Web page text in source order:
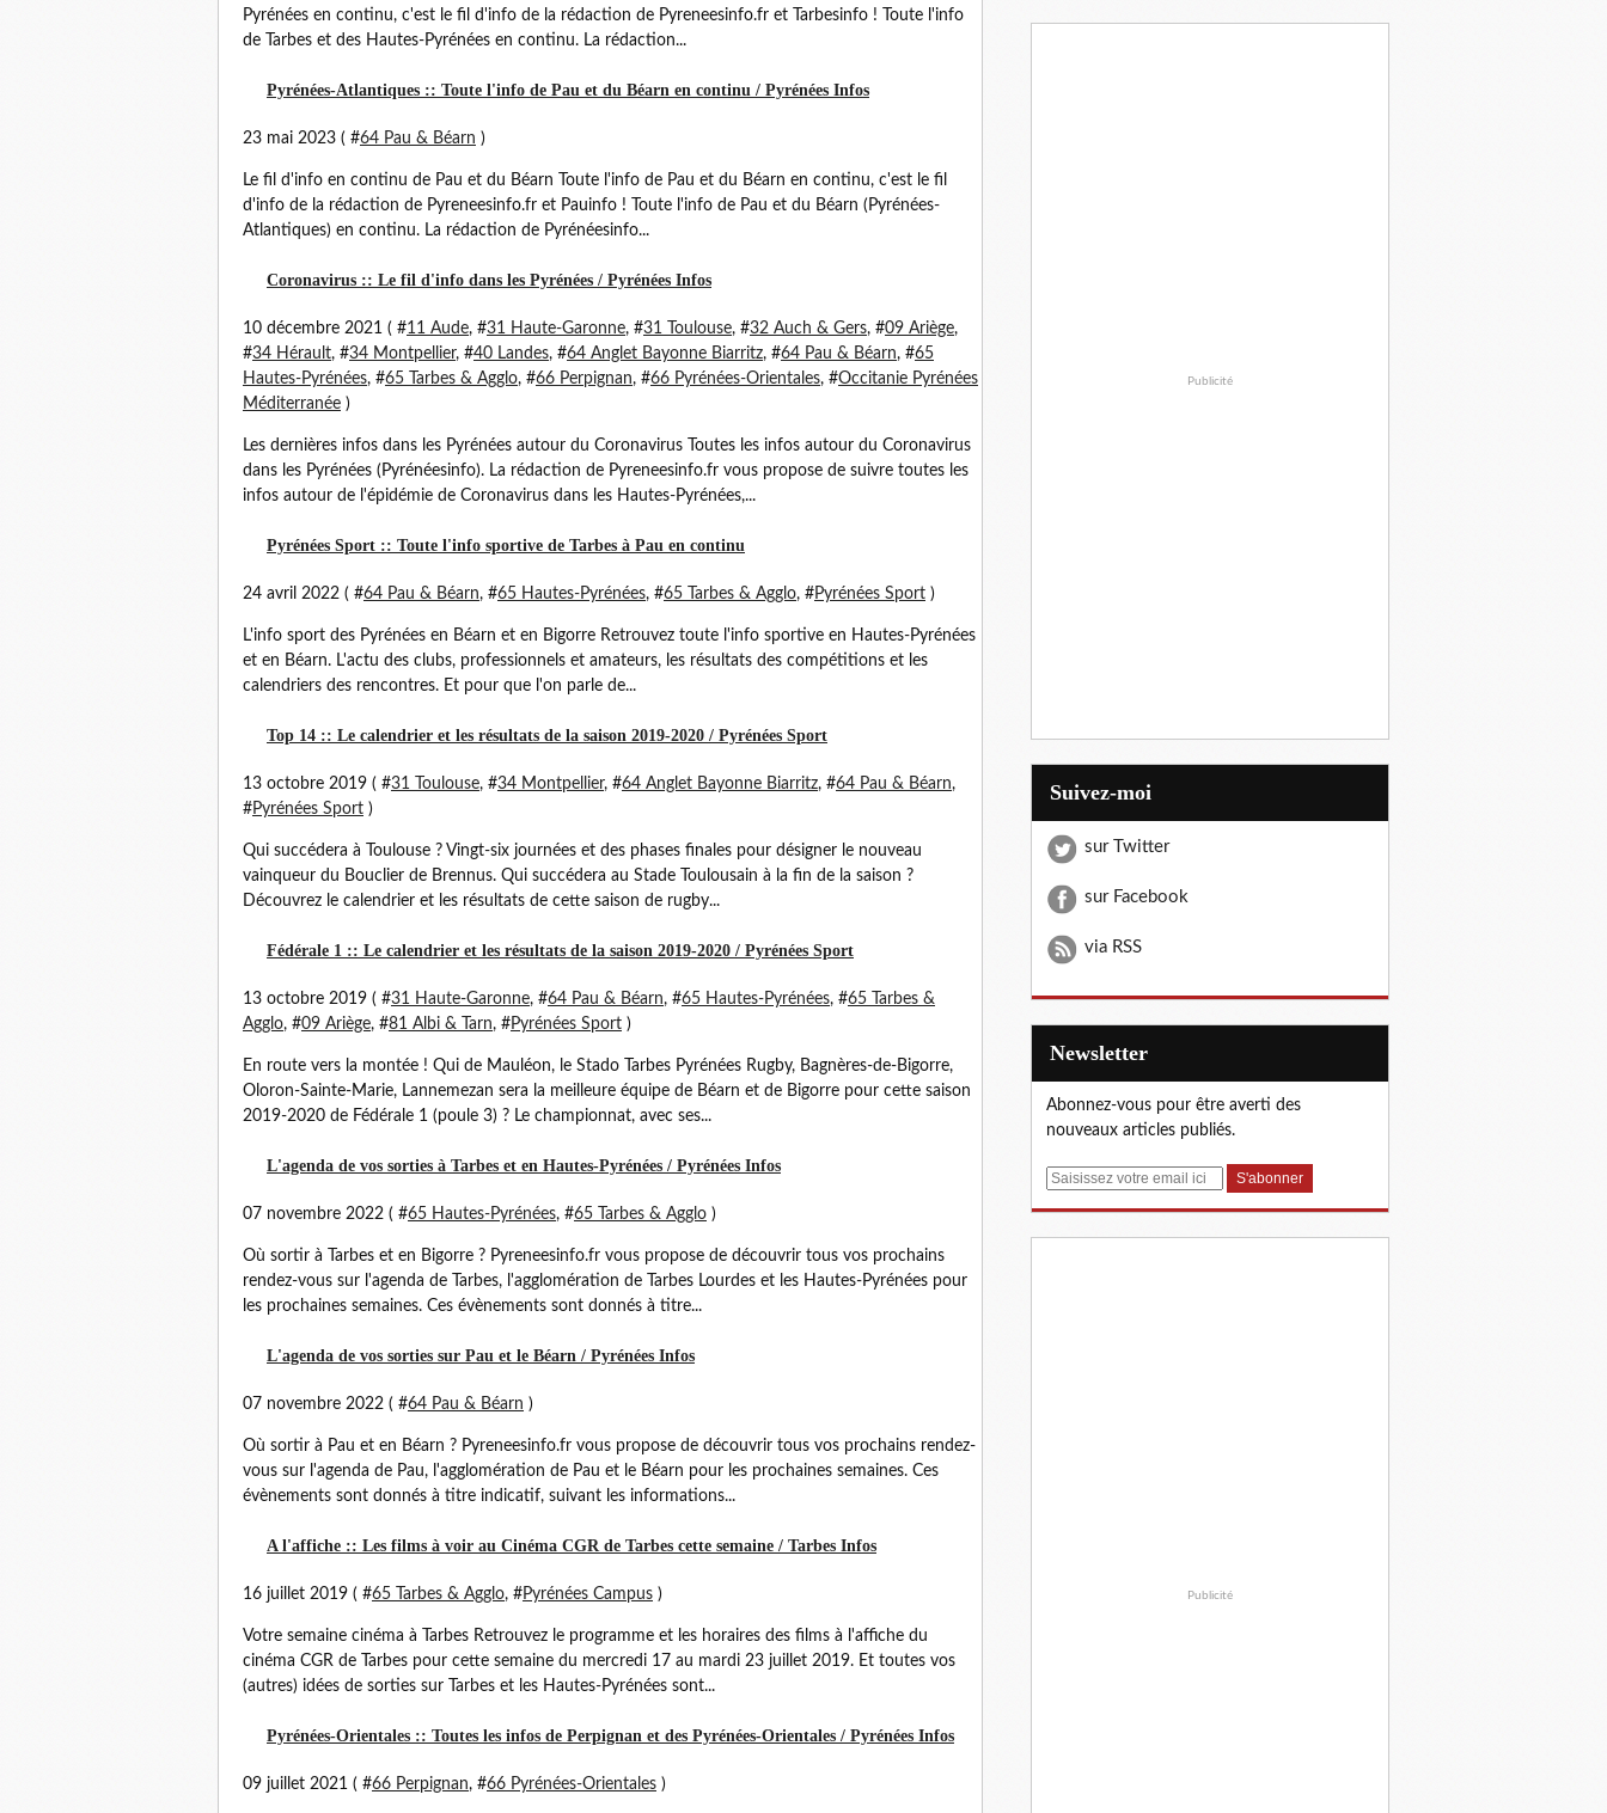
Pyrénées en continu, c'est le fil d'info de la rédaction de Pyreneesinfo.fr et Tarbesinfo ! Toute l'info
de Tarbes et des Hautes-Pyrénées en continu. La rédaction...
Pyrénées-Atlantiques :: Toute l'info de Pau et du Béarn en continu / Pyrénées Infos
23 mai 2023 ( #64 Pau & Béarn )
Le fil d'info en continu de Pau et du Béarn Toute l'info de Pau et du Béarn en continu, c'est le fil
d'info de la rédaction de Pyreneesinfo.fr et Pauinfo ! Toute l'info de Pau et du Béarn (Pyrénées-
Atlantiques) en continu. La rédaction de Pyrénéesinfo...
Coronavirus :: Le fil d'info dans les Pyrénées / Pyrénées Infos
10 décembre 2021 ( #11 Aude, #31 Haute-Garonne, #31 Toulouse, #32 Auch & Gers, #09 Ariège,
#34 Hérault, #34 Montpellier, #40 Landes, #64 Anglet Bayonne Biarritz, #64 Pau & Béarn, #65
Hautes-Pyrénées, #65 Tarbes & Agglo, #66 Perpignan, #66 Pyrénées-Orientales, #Occitanie Pyrénées
Méditerranée )
Les dernières infos dans les Pyrénées autour du Coronavirus Toutes les infos autour du Coronavirus
dans les Pyrénées (Pyrénéesinfo). La rédaction de Pyreneesinfo.fr vous propose de suivre toutes les
infos autour de l'épidémie de Coronavirus dans les Hautes-Pyrénées,...
Pyrénées Sport :: Toute l'info sportive de Tarbes à Pau en continu
24 avril 2022 ( #64 Pau & Béarn, #65 Hautes-Pyrénées, #65 Tarbes & Agglo, #Pyrénées Sport )
L'info sport des Pyrénées en Béarn et en Bigorre Retrouvez toute l'info sportive en Hautes-Pyrénées
et en Béarn. L'actu des clubs, professionnels et amateurs, les résultats des compétitions et les
calendriers des rencontres. Et pour que l'on parle de...
Top 14 :: Le calendrier et les résultats de la saison 2019-2020 / Pyrénées Sport
13 octobre 2019 ( #31 Toulouse, #34 Montpellier, #64 Anglet Bayonne Biarritz, #64 Pau & Béarn,
#Pyrénées Sport )
Qui succédera à Toulouse ? Vingt-six journées et des phases finales pour désigner le nouveau
vainqueur du Bouclier de Brennus. Qui succédera au Stade Toulousain à la fin de la saison ?
Découvrez le calendrier et les résultats de cette saison de rugby...
Fédérale 1 :: Le calendrier et les résultats de la saison 2019-2020 / Pyrénées Sport
13 octobre 2019 ( #31 Haute-Garonne, #64 Pau & Béarn, #65 Hautes-Pyrénées, #65 Tarbes &
Agglo, #09 Ariège, #81 Albi & Tarn, #Pyrénées Sport )
En route vers la montée ! Qui de Mauléon, le Stado Tarbes Pyrénées Rugby, Bagnères-de-Bigorre,
Oloron-Sainte-Marie, Lannemezan sera la meilleure équipe de Béarn et de Bigorre pour cette saison
2019-2020 de Fédérale 1 (poule 3) ? Le championnat, avec ses...
L'agenda de vos sorties à Tarbes et en Hautes-Pyrénées / Pyrénées Infos
07 novembre 2022 ( #65 Hautes-Pyrénées, #65 Tarbes & Agglo )
Où sortir à Tarbes et en Bigorre ? Pyreneesinfo.fr vous propose de découvrir tous vos prochains
rendez-vous sur l'agenda de Tarbes, l'agglomération de Tarbes Lourdes et les Hautes-Pyrénées pour
les prochaines semaines. Ces évènements sont donnés à titre...
L'agenda de vos sorties sur Pau et le Béarn / Pyrénées Infos
07 novembre 2022 ( #64 Pau & Béarn )
Où sortir à Pau et en Béarn ? Pyreneesinfo.fr vous propose de découvrir tous vos prochains rendez-
vous sur l'agenda de Pau, l'agglomération de Pau et le Béarn pour les prochaines semaines. Ces
évènements sont donnés à titre indicatif, suivant les informations...
A l'affiche :: Les films à voir au Cinéma CGR de Tarbes cette semaine / Tarbes Infos
16 juillet 2019 ( #65 Tarbes & Agglo, #Pyrénées Campus )
Votre semaine cinéma à Tarbes Retrouvez le programme et les horaires des films à l'affiche du
cinéma CGR de Tarbes pour cette semaine du mercredi 17 au mardi 23 juillet 2019. Et toutes vos
(autres) idées de sorties sur Tarbes et les Hautes-Pyrénées sont...
Pyrénées-Orientales :: Toutes les infos de Perpignan et des Pyrénées-Orientales / Pyrénées Infos
09 juillet 2021 ( #66 Perpignan, #66 Pyrénées-Orientales )
Publicité
Suivez-moi
sur Twitter
sur Facebook
via RSS
Newsletter
Abonnez-vous pour être averti des
nouveaux articles publiés.
E
Publicité